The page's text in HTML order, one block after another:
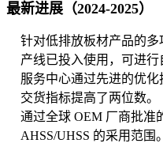
最新进展（2024-2025）
针对低排放板材产品的
产线已投入使用，可进行
服务中心通过先进的优
交货指标提高了两位数。
通过全球 OEM 厂商批准
AHSS/UHSS 的采用范围。